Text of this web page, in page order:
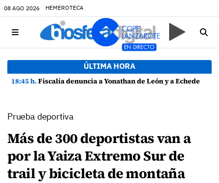
08 AGO 2026 HEMEROTECA
ÚLTIMA HORA
18:45 h.Fiscalía denuncia a Yonathan de León y a Echedey Eugenio por presuntas anomalías en contratos festivos
Prueba deportiva
Más de 300 deportistas van a
por la Yaiza Extremo Sur de
trail y bicicleta de montaña